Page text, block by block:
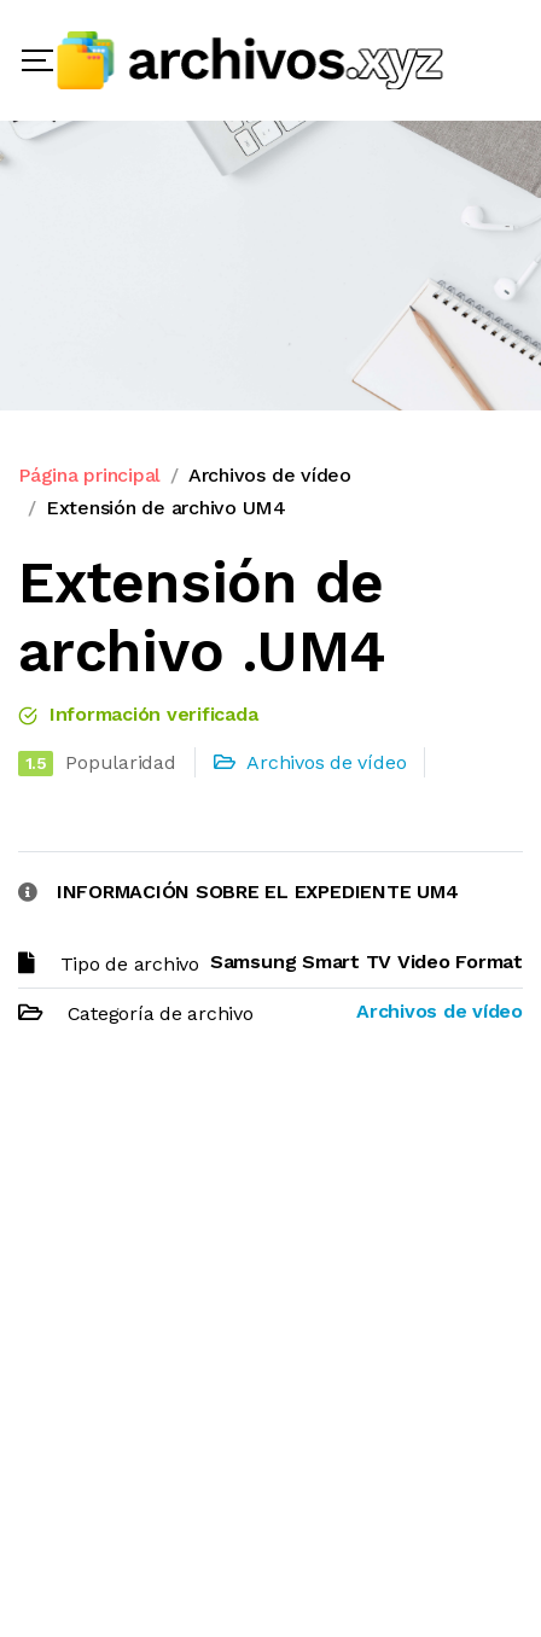
Página principal
Archivos de vídeo
Extensión de archivo UM4
Extensión de
archivo .UM4
Información verificada
1.5 Popularidad Archivos de vídeo
INFORMACIÓN SOBRE EL EXPEDIENTE UM4
Tipo de archivo Samsung Smart TV Video Format
Categoría de archivo Archivos de vídeo